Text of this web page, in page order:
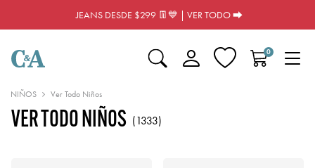
JEANS DESDE $299 👖💙 | VER TODO ⮕
0
NIÑOS Ver Todo Niños
VER TODO NIÑOS (1333)